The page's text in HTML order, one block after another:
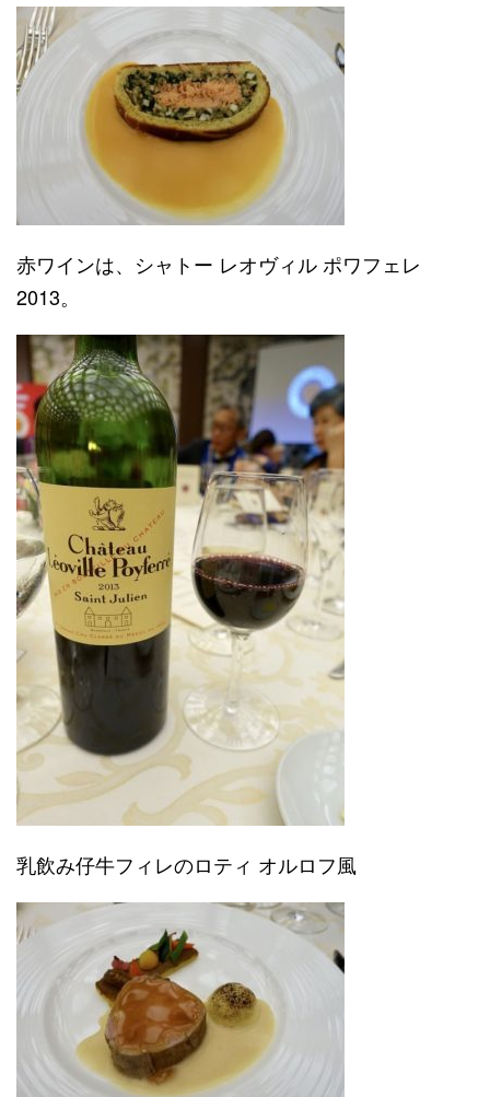
赤ワインは、シャトー レオヴィル ポワフェレ
2013。
乳飲み仔牛フィレのロティ オルロフ風